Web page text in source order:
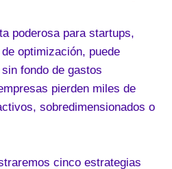
poderosa para startups,
optimización, puede
fondo de gastos
pierden miles de
sobredimensionados o
cinco estrategias